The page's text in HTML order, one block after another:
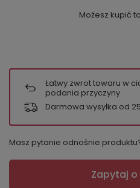
Możesz kupić
Łatwy zwrot towaru w
podania przyczyny
Darmowa wysyłka od
Masz pytanie odnośnie
Zapytaj